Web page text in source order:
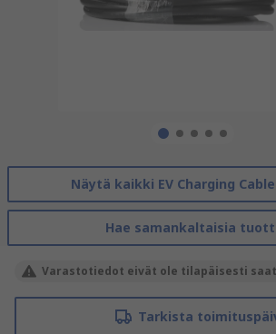
Näytä kaikki EV Charging
Hae samankaltaisia
Varastotiedot eivät ole tilapäisesti
Tarkista